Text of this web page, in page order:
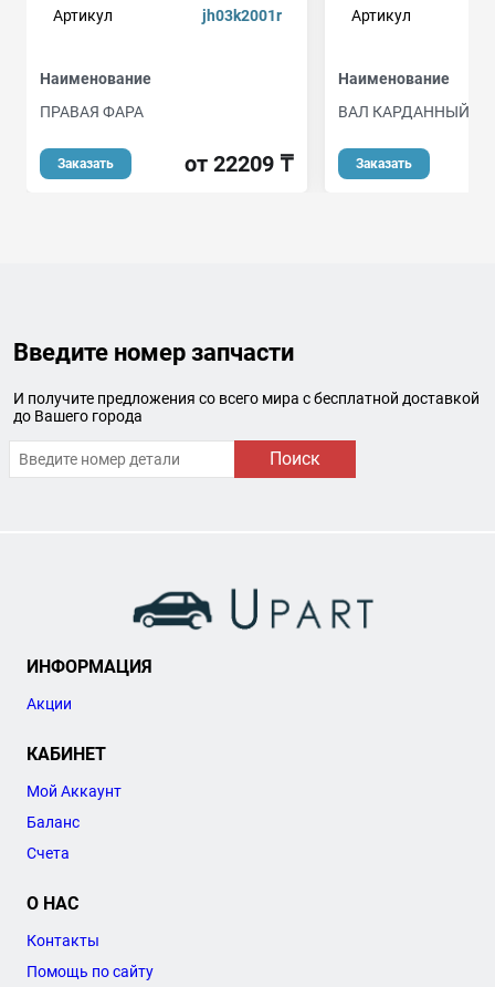
Артикул
jh03k2001r
Наименование
ПРАВАЯ ФАРА
Заказать от 22209 ₸
Артикул
Наименование
ВАЛ КАРДАННЫЙ
Заказать
Введите номер запчасти
И получите предложения со всего мира с бесплатной доставкой
до Вашего города
Поиск
ИНФОРМАЦИЯ
Акции
КАБИНЕТ
Мой Аккаунт
Баланс
Счета
О НАС
Контакты
Помощь по сайту